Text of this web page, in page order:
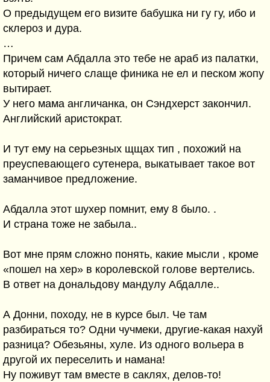
О предыдущем его визите бабушка ни гу гу, ибо и
склероз и дура.
…
Причем сам Абдалла это тебе не араб из палатки,
который ничего слаще финика не ел и песком жопу
вытирает.
У него мама англичанка, он Сэндхерст закончил.
Английский аристократ.
И тут ему на серьезных щщах тип , похожий на
преуспевающего сутенера, выкатывает такое вот
заманчивое предложение.
Абдалла этот шухер помнит, ему 8 было. .
И страна тоже не забыла..
Вот мне прям сложно понять, какие мысли , кроме
«пошел на хер» в королевской голове вертелись.
В ответ на дональдову мандулу Абдалле..
А Донни, походу, не в курсе был. Че там
разбираться то? Одни чучмеки, другие-какая нахуй
разница? Обезьяны, хуле. Из одного вольера в
другой их переселить и намана!
Ну поживут там вместе в саклях, делов-то!